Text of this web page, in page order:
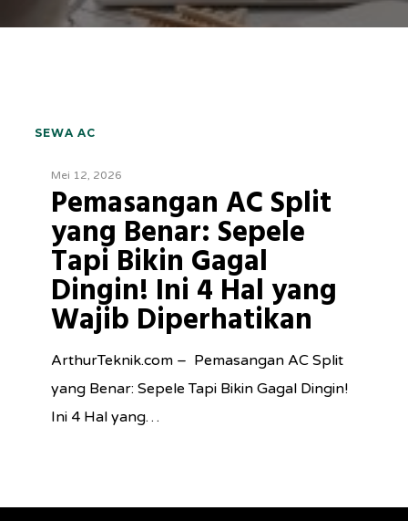
Pemasangan
Split
yang
Benar:
Sepele
Tapi
Bikin
Gagal
Dingin!
SEWA AC
Mei 12, 2026
Pemasangan AC Split
yang Benar: Sepele
Tapi Bikin Gagal
Dingin! Ini 4 Hal yang
Wajib Diperhatikan
ArthurTeknik.com – Pemasangan AC Split
yang Benar: Sepele Tapi Bikin Gagal Dingin!
Ini 4 Hal yang…